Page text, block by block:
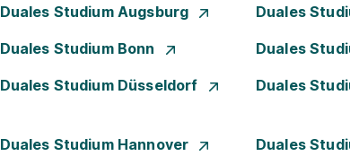
Duales Studium Augsburg Duales
Duales Studium Bonn Duales
Duales Studium Düsseldorf Duales
Duales Studium Hannover Duales